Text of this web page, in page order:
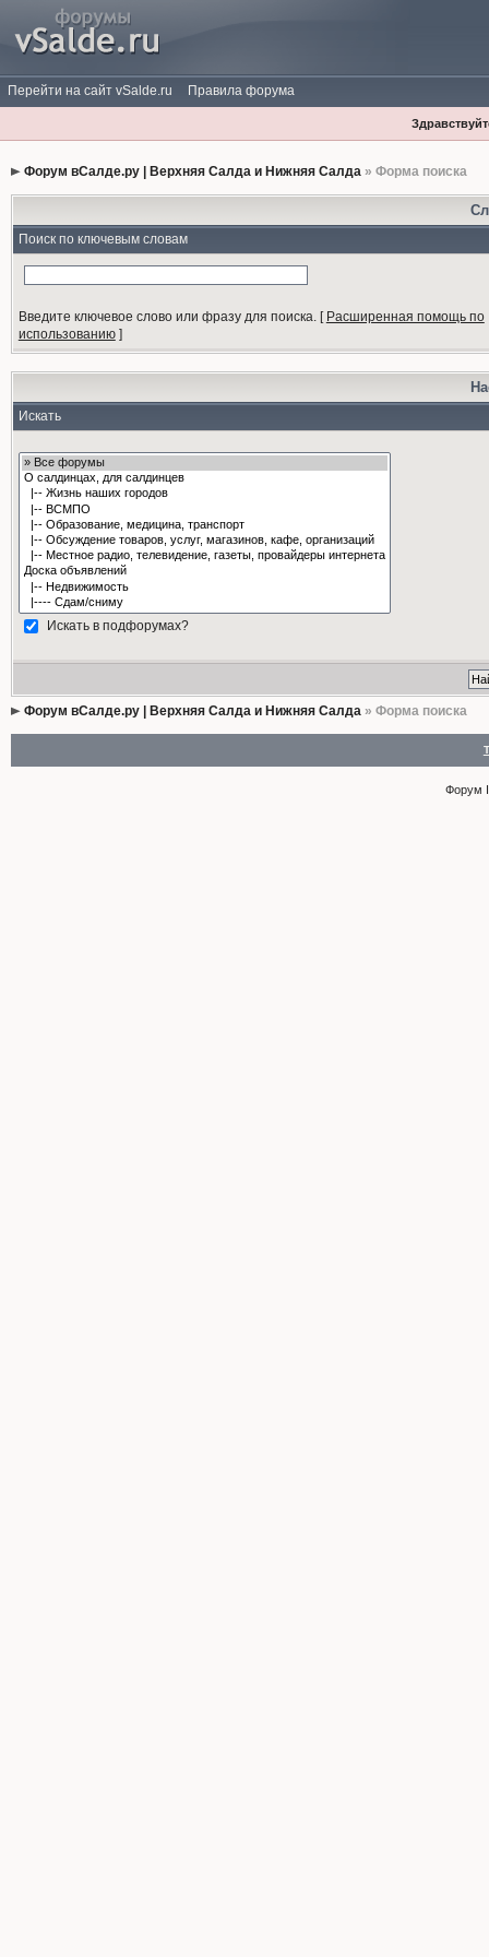
Перейти на сайт vSalde.ru Правила форума
Форум вСалде.ру | Верхняя Салда и Нижняя Салда» Форма поиска
Поиск по ключевым словам
Введите ключевое слово или фразу для поиска.[ Расширенная помощь по
использованию]
Искать
Искать в подфорумах?
Форум вСалде.ру | Верхняя Салда и Нижняя Салда» Форма поиска
Форум